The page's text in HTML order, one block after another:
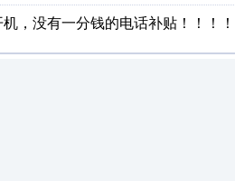
，没有一分钱的电话补贴！！！